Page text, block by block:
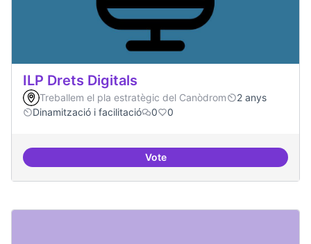
ILP Drets Digitals
Treballem el pla estratègic del Canòdrom
2 anys
Dinamització i facilitació
0 0
VoteILP Drets Digitals